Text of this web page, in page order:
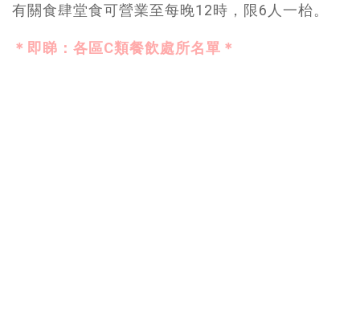
有關食肆堂食可營業至每晚12時，限6人一枱。
＊即睇：各區C類餐飲處所名單＊